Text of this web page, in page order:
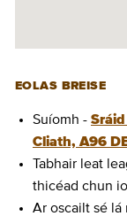
EOLAS BREISE
Suíomh -
Cliath, A96
Tabhair leat
thicéad chun
Ar oscailt sé lá